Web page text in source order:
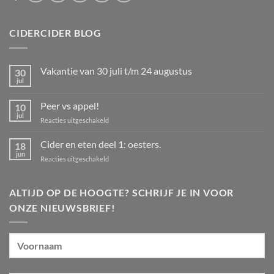
CIDERCIDER BLOG
30
jul
Vakantie van 30 juli t/m 24 augustus
Vakantie
30
24
augustus
10
jul
Peer vs appel!
Reacties uitgeschakeldvoor
vs
appel!
18
jun
Cider en eten deel 1: oesters.
Reacties uitgeschakeldvoor
eten
1:
ALTIJD OP DE HOOGTE? SCHRIJF JE IN VOOR
ONZE NIEUWSBRIEF!